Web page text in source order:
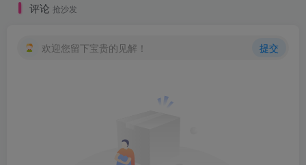
评论 抢沙发
欢迎您留下宝贵的见解！ 提交